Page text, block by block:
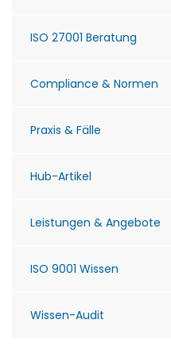
ISO 27001 Beratung
Compliance & Normen
Praxis & Fälle
Hub-Artikel
Leistungen & Angebote
ISO 9001 Wissen
Wissen-Audit